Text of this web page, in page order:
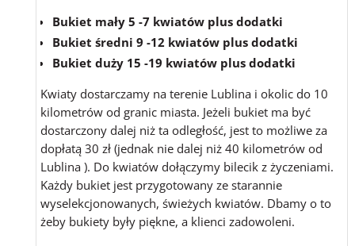
Bukiet mały 5 -7 kwiatów plus dodatki
Bukiet średni 9 -12 kwiatów plus dodatki
Bukiet duży 15 -19 kwiatów plus dodatki
Kwiaty dostarczamy na terenie Lublina i okolic do 10
kilometrów od granic miasta. Jeżeli bukiet ma być
dostarczony dalej niż ta odległość, jest to możliwe za
dopłatą 30 zł (jednak nie dalej niż 40 kilometrów od
Lublina ). Do kwiatów dołączymy bilecik z życzeniami.
Każdy bukiet jest przygotowany ze starannie
wyselekcjonowanych, świeżych kwiatów. Dbamy o to
żeby bukiety były piękne, a klienci zadowoleni.